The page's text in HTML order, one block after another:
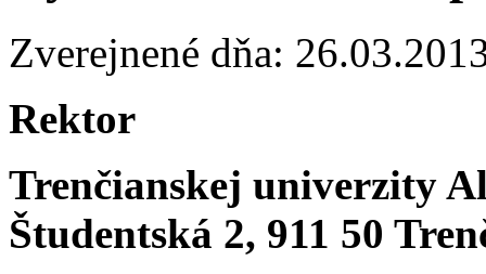
Zverejnené dňa:
Rektor
Trenčianskej univerzity
Študentská 2, 911 50